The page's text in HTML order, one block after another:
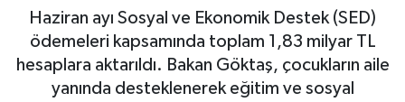
Haziran ayı Sosyal ve Ekonomik Destek (SED)
ödemeleri kapsamında toplam 1,83 milyar TL
hesaplara aktarıldı. Bakan Göktaş, çocukların aile
yanında desteklenerek eğitim ve sosyal
Güncel
Haberde İnsan
Haber Arşivi